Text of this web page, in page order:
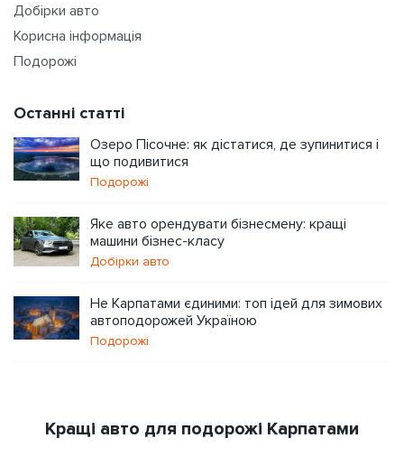
Добірки авто
Корисна інформація
Подорожі
Останні статті
Озеро Пісочне: як дістатися, де зупинитися і
що подивитися
Подорожі
Яке авто орендувати бізнесмену: кращі
машини бізнес-класу
Добірки авто
Не Карпатами єдиними: топ ідей для зимових
автоподорожей Україною
Подорожі
Кращі авто для подорожі Карпатами